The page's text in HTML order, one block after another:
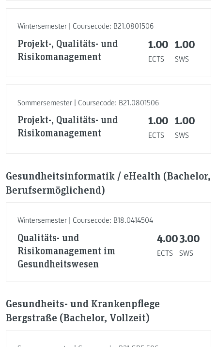
Wintersemester | Coursecode: B21.0801506
Projekt-, Qualitäts- und
Risikomanagement
1.00
ECTS
1.00
SWS
Sommersemester | Coursecode: B21.0801506
Projekt-, Qualitäts- und
Risikomanagement
1.00
ECTS
1.00
SWS
Gesundheitsinformatik / eHealth (Bachelor,
Berufsermöglichend)
Wintersemester | Coursecode: B18.0414504
Qualitäts- und
Risikomanagement im
Gesundheitswesen
4.00
ECTS
3.00
SWS
Gesundheits- und Krankenpflege
Bergstraße (Bachelor, Vollzeit)